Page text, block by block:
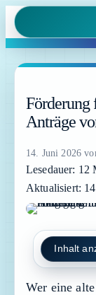
Zum
Inhalt
springen
Förderung
Anträge
14. Juni 2026
Lesedauer: 12
Aktualisiert:
Inhalt
Wer eine